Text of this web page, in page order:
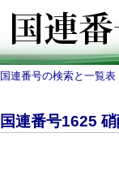
国連番号の検索と一覧表
国連番号1625